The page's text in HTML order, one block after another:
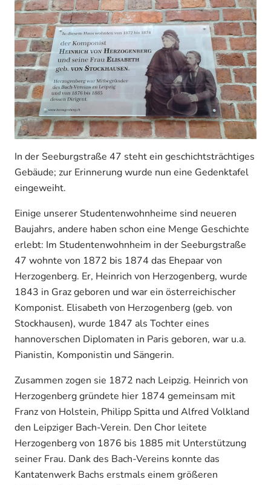
In der Seeburgstraße 47 steht ein geschichtsträchtiges
Gebäude; zur Erinnerung wurde nun eine Gedenktafel
eingeweiht.
Einige unserer Studentenwohnheime sind neueren
Baujahrs, andere haben schon eine Menge Geschichte
erlebt: Im Studentenwohnheim in der Seeburgstraße
47 wohnte von 1872 bis 1874 das Ehepaar von
Herzogenberg. Er, Heinrich von Herzogenberg, wurde
1843 in Graz geboren und war ein österreichischer
Komponist. Elisabeth von Herzogenberg (geb. von
Stockhausen), wurde 1847 als Tochter eines
hannoverschen Diplomaten in Paris geboren, war u.a.
Pianistin, Komponistin und Sängerin.
Zusammen zogen sie 1872 nach Leipzig. Heinrich von
Herzogenberg gründete hier 1874 gemeinsam mit
Franz von Holstein, Philipp Spitta und Alfred Volkland
den Leipziger Bach-Verein. Den Chor leitete
Herzogenberg von 1876 bis 1885 mit Unterstützung
seiner Frau. Dank des Bach-Vereins konnte das
Kantatenwerk Bachs erstmals einem größeren